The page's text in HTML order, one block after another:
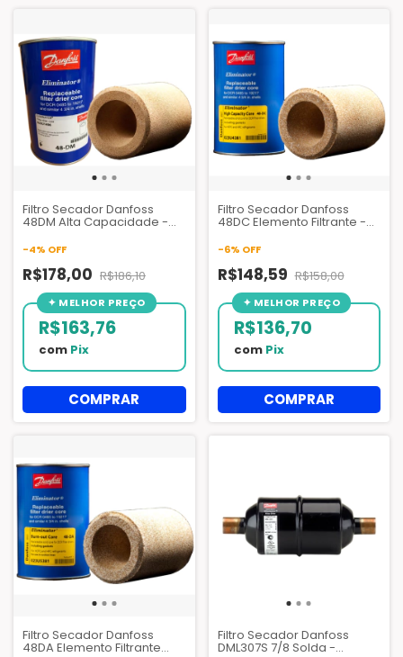
Filtro Secador Danfoss
48DM Alta Capacidade -
-4% OFF
R$178,00 R$186,10
R$163,76
com Pix
Filtro Secador Danfoss
48DC Elemento Filtrante -
-6% OFF
R$148,59 R$158,00
R$136,70
com Pix
Filtro Secador Danfoss
48DA Elemento Filtrante
Filtro Secador Danfoss
DML307S 7/8 Solda -